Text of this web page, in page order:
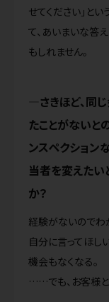
せてください」と
て、あいまいな答
もしれません。
さきほど、
たことがないと
ンスペクション
当者を変えたい
か？
経験がないのでわ
自分に言ってほし
機会もなくなる。
……でも、お客様と